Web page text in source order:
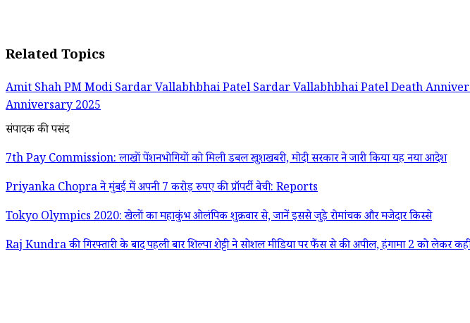
Related Topics
Amit ShahPM ModiSardar Vallabhbhai PatelSardar Vallabhbhai Patel Death
Anniversary 2025
संपादक की पसंद
7th Pay Commission: लाखों पेंशनभोगियों को मिली डबल खुशखबरी, मोदी सरकार ने जारी किया यह नया आदेश
Priyanka Chopra ने मुंबई में अपनी 7 करोड़ रुपए की प्रॉपर्टी बेची: Reports
Tokyo Olympics 2020: खेलों का महाकुंभ ओलंपिक शुक्रवार से, जानें इससे जुड़े रोमांचक और मजेदार किस्से
Raj Kundra की गिरफ्तारी के बाद पहली बार शिल्पा शेट्टी ने सोशल मीडिया पर फैंस से की अपील, हंगामा 2 को लेकर